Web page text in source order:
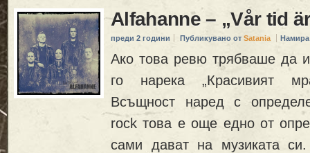
Alfahanne – „Vår tid
преди 2 години Публикувано от Satania
Ако това ревю трябваше да
го нарека „Красивият
Всъщност наред с
rock това е още едно от
сами дават на музиката